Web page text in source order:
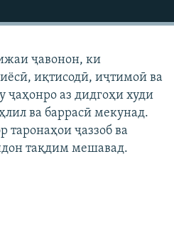
ҷавонон, ки
иқтисодӣ, иҷтимоӣ ва
ҷаҳонро аз дидгоҳи худи
ва баррасӣ мекунад.
таронаҳои ҷаззоб ва
тақдим мешавад.